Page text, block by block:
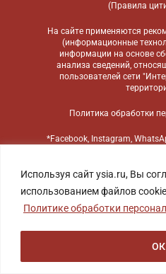
Используя сайт ysia.ru, Вы
использованием файлов
Политике обработки
ОК
(Правила
На сайте применяются
(информационные
информации на основе
анализа сведений,
пользователей сети
Политика обработки
*Facebook, Instagram,